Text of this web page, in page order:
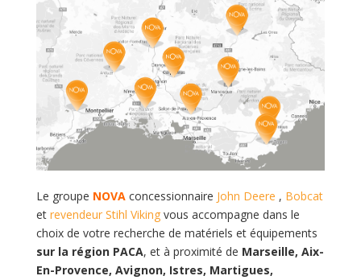
Le groupe NOVA concessionnaire John Deere , Bobcat
et revendeur Stihl Vikingvous accompagne dans le
choix de votre recherche de matériels et équipements
sur la région PACA, et à proximité de Marseille, Aix-
En-Provence, Avignon, Istres, Martigues,